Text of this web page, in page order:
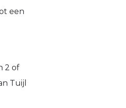
een
2 of
Tuijl